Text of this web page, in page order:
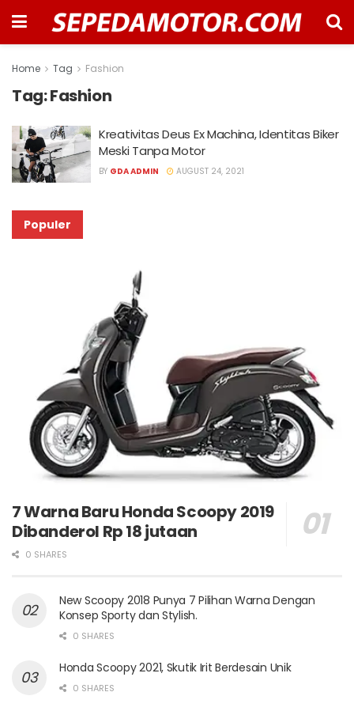
Home Tag Fashion
Tag:Fashion
Kreativitas Deus Ex Machina, Identitas Biker
Meski Tanpa Motor
BY GDA ADMIN AUGUST 24, 2021
Populer
7 Warna Baru Honda Scoopy 2019
Dibanderol Rp 18 jutaan
0 SHARES
New Scoopy 2018 Punya 7 Pilihan Warna Dengan
Konsep Sporty dan Stylish.
0 SHARES
Honda Scoopy 2021, Skutik Irit Berdesain Unik
0 SHARES